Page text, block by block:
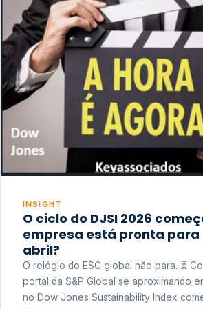
INSIGHT
O ciclo do DJSI 2026 começou.
empresa está pronta para
abril?
O relógio do ESG global não para. ⏳ Com a abertura do
portal da S&P Global se aproximando
no Dow Jones Sustainability Index